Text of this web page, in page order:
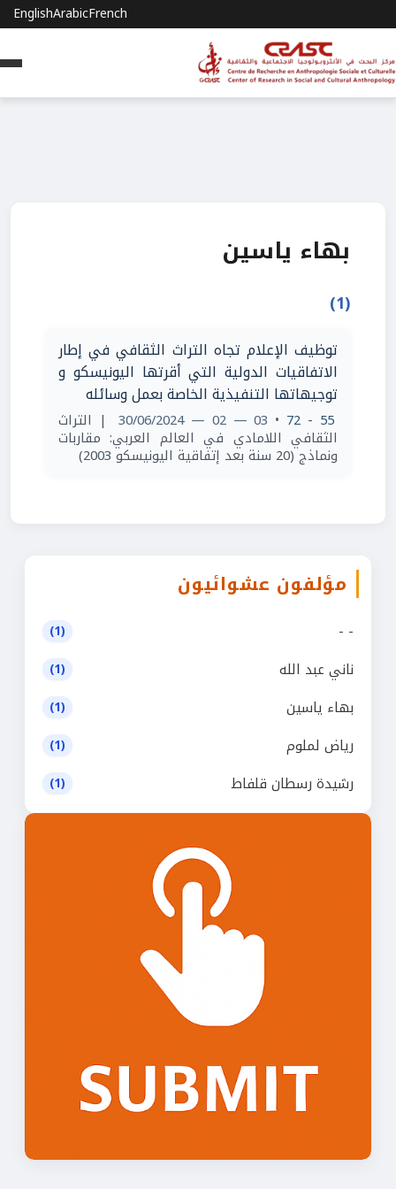
French
Arabic
English
بهاء ياسين
(1)
توظيف الإعلام تجاه التراث الثقافي في إطار
الاتفاقيات الدولية التي أقرتها اليونيسكو و
توجيهاتها التنفيذية الخاصة بعمل وسائله
55 - 72
• 03 — 02 — 30/06/2024 | التراث
الثقافي اللامادي في العالم العربي: مقاربات
ونماذج (20 سنة بعد إتفاقية اليونيسكو 2003)
مؤلفون عشوائيون
- -
(1)
ناني عبد الله (1)
بهاء ياسين (1)
رياض لملوم (1)
رشيدة رسطان قلفاط (1)